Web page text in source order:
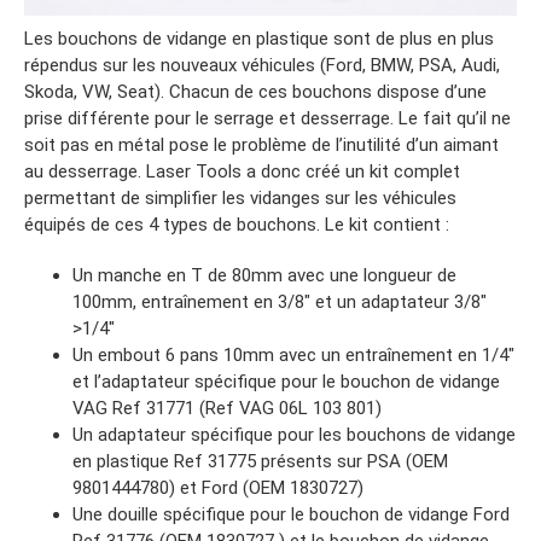
Les bouchons de vidange en plastique sont de plus en plus
répendus sur les nouveaux véhicules (Ford, BMW, PSA, Audi,
Skoda, VW, Seat). Chacun de ces bouchons dispose d’une
prise différente pour le serrage et desserrage. Le fait qu’il ne
soit pas en métal pose le problème de l’inutilité d’un aimant
au desserrage. Laser Tools a donc créé un kit complet
permettant de simplifier les vidanges sur les véhicules
équipés de ces 4 types de bouchons. Le kit contient :
Un manche en T de 80mm avec une longueur de
100mm, entraînement en 3/8″ et un adaptateur 3/8″
>1/4″
Un embout 6 pans 10mm avec un entraînement en 1/4″
et l’adaptateur spécifique pour le bouchon de vidange
VAG Ref 31771 (Ref VAG 06L 103 801)
Un adaptateur spécifique pour les bouchons de vidange
en plastique Ref 31775 présents sur PSA (OEM
9801444780) et Ford (OEM 1830727)
Une douille spécifique pour le bouchon de vidange Ford